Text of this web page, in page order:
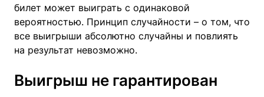
билет может выиграть с одинаковой
вероятностью. Принцип случайности – о том, что
все выигрыши абсолютно случайны и повлиять
на результат невозможно.
Выигрыш не гарантирован